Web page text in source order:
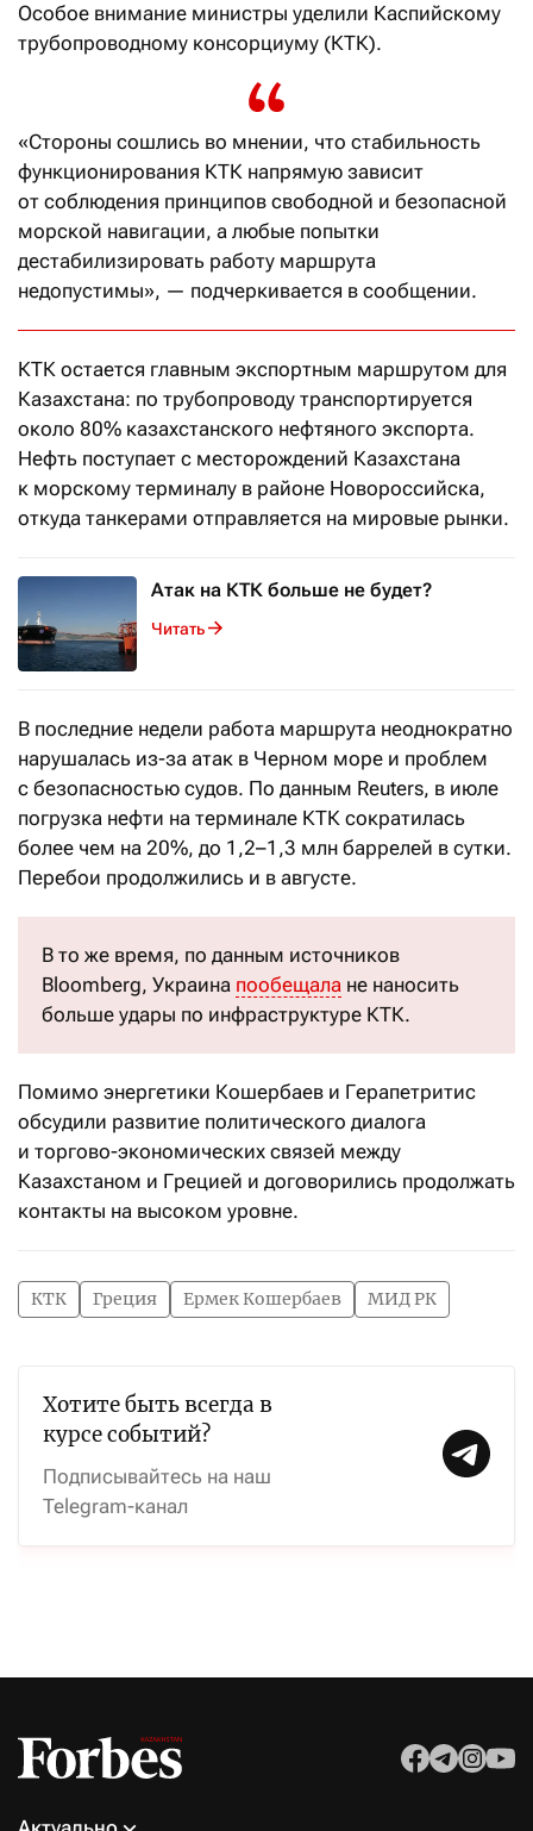
Особое внимание министры уделили Каспийскому
трубопроводному консорциуму (КТК).
«Стороны сошлись во мнении, что стабильность
функционирования КТК напрямую зависит
от соблюдения принципов свободной и безопасной
морской навигации, а любые попытки
дестабилизировать работу маршрута
недопустимы», — подчеркивается в сообщении.
КТК остается главным экспортным маршрутом для
Казахстана: по трубопроводу транспортируется
около 80% казахстанского нефтяного экспорта.
Нефть поступает с месторождений Казахстана
к морскому терминалу в районе Новороссийска,
откуда танкерами отправляется на мировые рынки.
Атак на КТК больше не будет?
Читать
В последние недели работа маршрута неоднократно
нарушалась из-за атак в Черном море и проблем
с безопасностью судов. По данным Reuters, в июле
погрузка нефти на терминале КТК сократилась
более чем на 20%, до 1,2–1,3 млн баррелей в сутки.
Перебои продолжились и в августе.
В то же время, по данным источников
Bloomberg, Украина пообещала не наносить
больше удары по инфраструктуре КТК.
Помимо энергетики Кошербаев и Герапетритис
обсудили развитие политического диалога
и торгово-экономических связей между
Казахстаном и Грецией и договорились продолжать
контакты на высоком уровне.
КТК Греция Ермек Кошербаев МИД РК
Хотите быть всегда в
курсе событий?
Подписывайтесь на наш
Telegram-канал